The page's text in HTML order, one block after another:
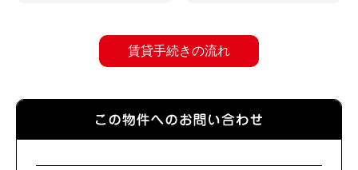
賃貸手続きの流れ